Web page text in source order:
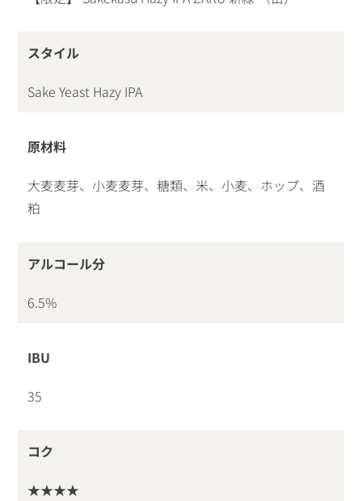
スタイル
Sake Yeast Hazy IPA
原材料
大麦麦芽、小麦麦芽、糖類、米、小麦、ホップ、酒
粕
アルコール分
6.5%
IBU
35
コク
★★★★